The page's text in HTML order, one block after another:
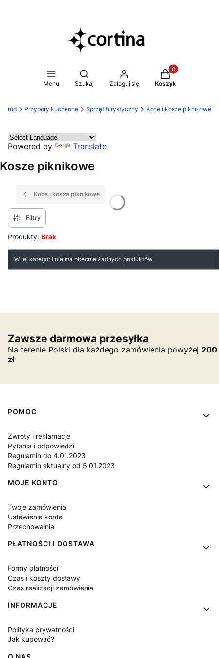
Menu
Otwórz wyszukiwarkę
Szukaj Zaloguj się
Produkty w
Koszyk
Przybory kuchenne Sprzęt turystyczny Koce i kosze piknikowe
Powered by Translate
Kosze piknikowe
Koce i kosze piknikowe
Filtry
Produkty: Brak
Lista produktów
W tej kategorii nie ma obecnie żadnych produktów
Zawsze darmowa przesyłka
Na terenie Polski dla każdego zamówienia powyżej 200
zł
Linki w stopce
POMOC
Zwroty i reklamacje
Pytania i odpowiedzi
Regulamin do 4.01.2023
Regulamin aktualny od 5.01.2023
MOJE KONTO
Twoje zamówienia
Ustawienia konta
Przechowalnia
PŁATNOŚCI I DOSTAWA
Formy płatności
Czas i koszty dostawy
Czas realizacji zamówienia
INFORMACJE
Polityka prywatności
Jak kupować?
O NAS